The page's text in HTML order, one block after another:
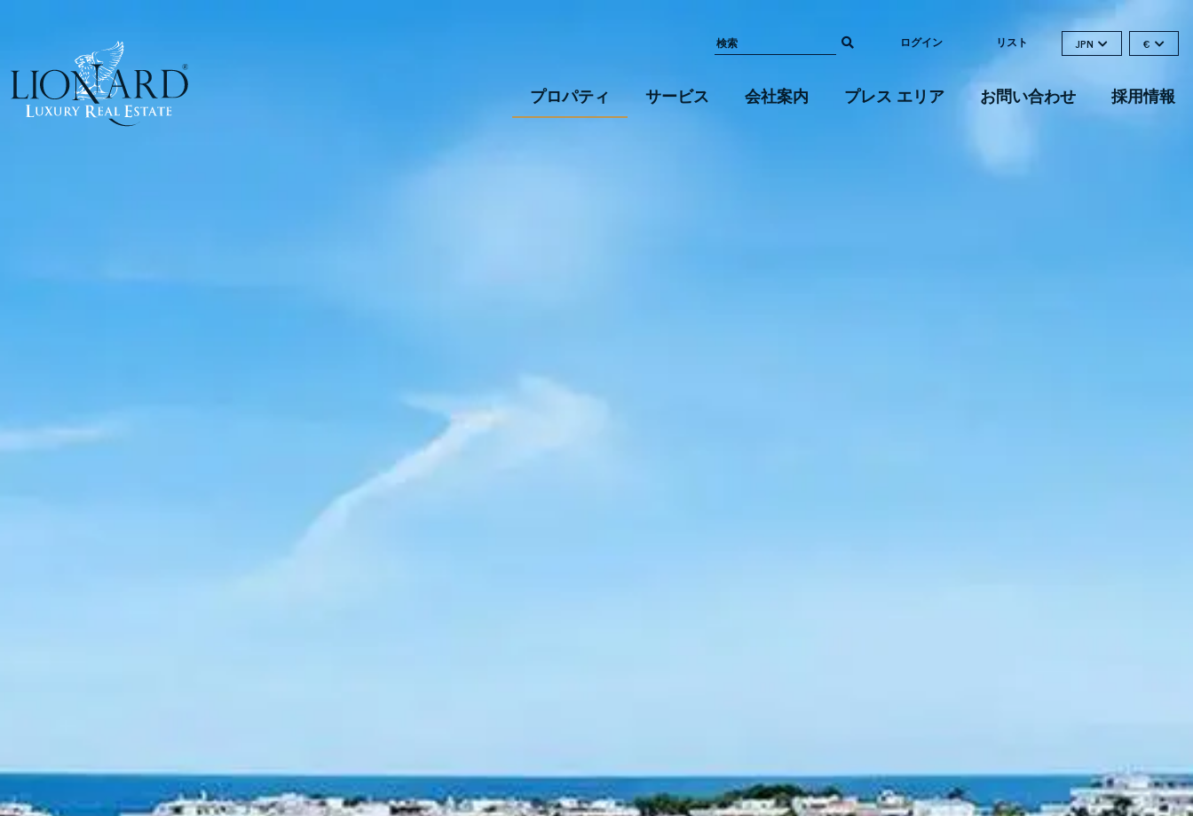
ログイン リスト JPN €
プロパティ サービス 会社案内 プレス エリア お問い合わせ 採用情報